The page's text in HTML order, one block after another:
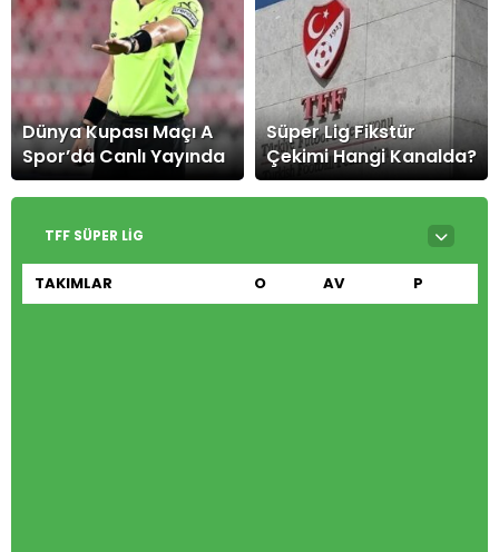
Dünya Kupası Maçı A
Spor’da Canlı Yayında
Süper Lig Fikstür
Çekimi Hangi Kanalda?
TFF SÜPER LIG
TAKIMLAR O AV P